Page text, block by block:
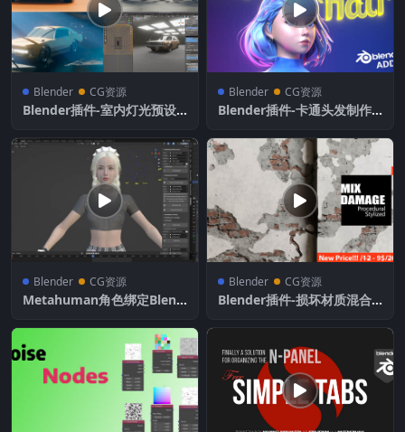
Blender CG资源
Blender插件-室内灯光预设 F
Studio V2.8.0
Blender CG资源
Blender插件-卡通头发制作
0.1 含使用教程
Blender CG资源
Metahuman角色绑定Blend
使用教程
Blender CG资源
Blender插件-损坏材质混合